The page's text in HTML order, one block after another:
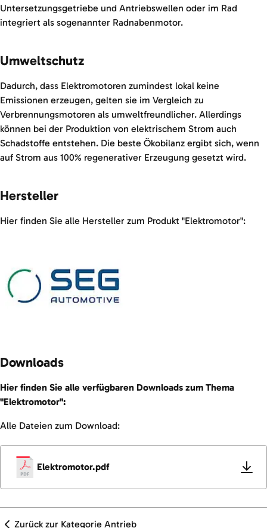
Untersetzungsgetriebe und Antriebswellen oder im Rad
integriert als sogenannter Radnabenmotor.
Umweltschutz
Dadurch, dass Elektromotoren zumindest lokal keine
Emissionen erzeugen, gelten sie im Vergleich zu
Verbrennungsmotoren als umweltfreundlicher. Allerdings
können bei der Produktion von elektrischem Strom auch
Schadstoffe entstehen. Die beste Ökobilanz ergibt sich, wenn
auf Strom aus 100% regenerativer Erzeugung gesetzt wird.
Hersteller
Hier finden Sie alle Hersteller zum Produkt "Elektromotor":
Downloads
Hier finden Sie alle verfügbaren Downloads zum Thema
"Elektromotor":
Alle Dateien zum Download:
Elektromotor.pdf
Zurück zur Kategorie Antrieb